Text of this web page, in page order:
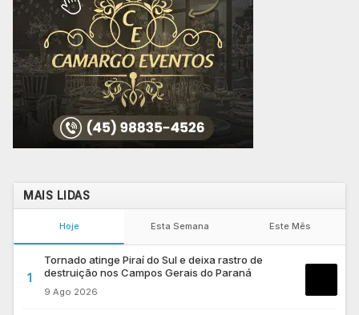
MAIS LIDAS
Hoje Esta Semana Este Mês
1
Tornado atinge Piraí do Sul e deixa rastro de
destruição nos Campos Gerais do Paraná
9 Ago 2026